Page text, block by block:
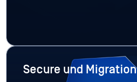
Secure und Migration